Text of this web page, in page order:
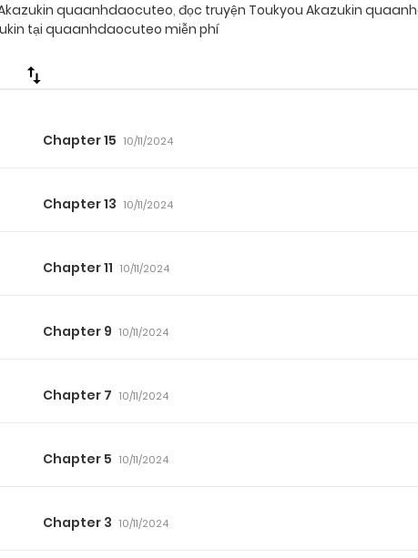
quaanhdaocuteo, đọc truyện Toukyou Akazukin
tại quaanhdaocuteo miễn phí
Chapter 15 10/11/2024
Chapter 13 10/11/2024
Chapter 11 10/11/2024
Chapter 9 10/11/2024
Chapter 7 10/11/2024
Chapter 5 10/11/2024
Chapter 3 10/11/2024